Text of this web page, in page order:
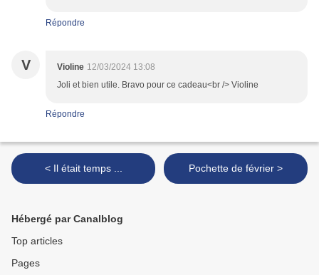
Répondre
V Violine 12/03/2024 13:08
Joli et bien utile. Bravo pour ce cadeau<br /> Violine
Répondre
< Il était temps ... Pochette de février >
Hébergé par Canalblog
Top articles
Pages